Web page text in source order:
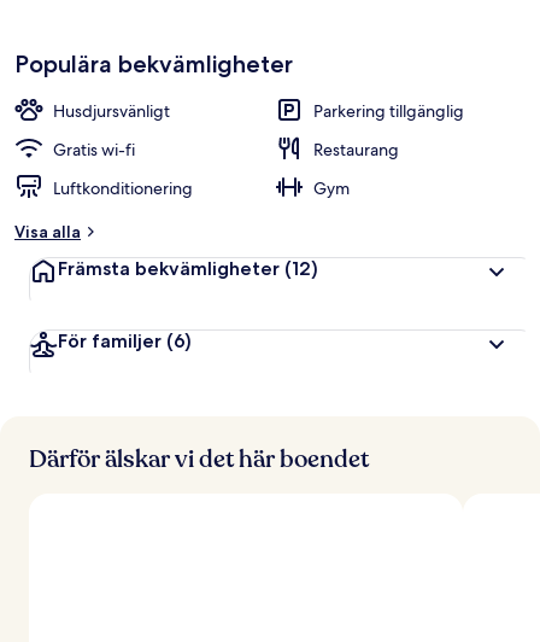
Populära bekvämligheter
Husdjursvänligt
Parkering tillgänglig
Gratis wi-fi
Restaurang
Luftkonditionering
Gym
Visa alla
Främsta bekvämligheter (12)
För familjer (6)
Därför älskar vi det här boendet